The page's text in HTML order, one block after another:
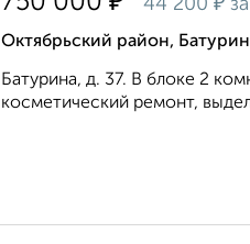
44 200
Октябрьский район,
Батурина, д. 37. В блоке 2
косметический ремонт,